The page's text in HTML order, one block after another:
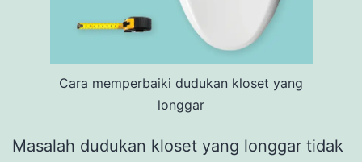
Cara memperbaiki dudukan kloset yang
longgar
Masalah dudukan kloset yang longgar tidak